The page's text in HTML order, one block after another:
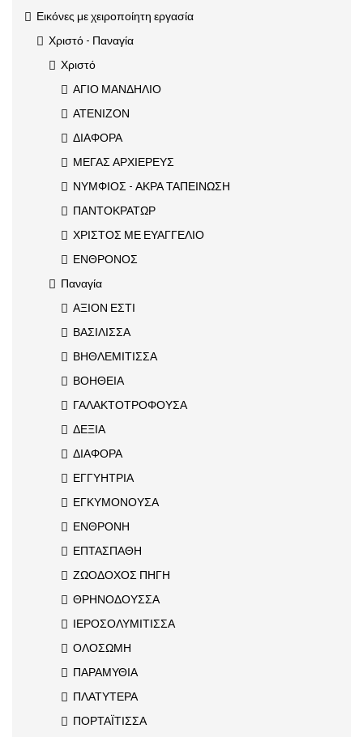
Εικόνες με χειροποίητη εργασία
Χριστό - Παναγία
Χριστό
ΑΓΙΟ ΜΑΝΔΗΛΙΟ
ΑΤΕΝΙΖΟΝ
ΔΙΑΦΟΡΑ
ΜΕΓΑΣ ΑΡΧΙΕΡΕΥΣ
ΝΥΜΦΙΟΣ - ΑΚΡΑ ΤΑΠΕΙΝΩΣΗ
ΠΑΝΤΟΚΡΑΤΩΡ
ΧΡΙΣΤΟΣ ΜΕ ΕΥΑΓΓΕΛΙΟ
ΕΝΘΡΟΝΟΣ
Παναγία
ΑΞΙΟΝ ΕΣΤΙ
ΒΑΣΙΛΙΣΣΑ
ΒΗΘΛΕΜΙΤΙΣΣΑ
ΒΟΗΘΕΙΑ
ΓΑΛΑΚΤΟΤΡΟΦΟΥΣΑ
ΔΕΞΙΑ
ΔΙΑΦΟΡΑ
ΕΓΓΥΗΤΡΙΑ
ΕΓΚΥΜΟΝΟΥΣΑ
ΕΝΘΡΟΝΗ
ΕΠΤΑΣΠΑΘΗ
ΖΩΟΔΟΧΟΣ ΠΗΓΗ
ΘΡΗΝΟΔΟΥΣΣΑ
ΙΕΡΟΣΟΛΥΜΙΤΙΣΣΑ
ΟΛΟΣΩΜΗ
ΠΑΡΑΜΥΘΙΑ
ΠΛΑΤΥΤΕΡΑ
ΠΟΡΤΑΪΤΙΣΣΑ